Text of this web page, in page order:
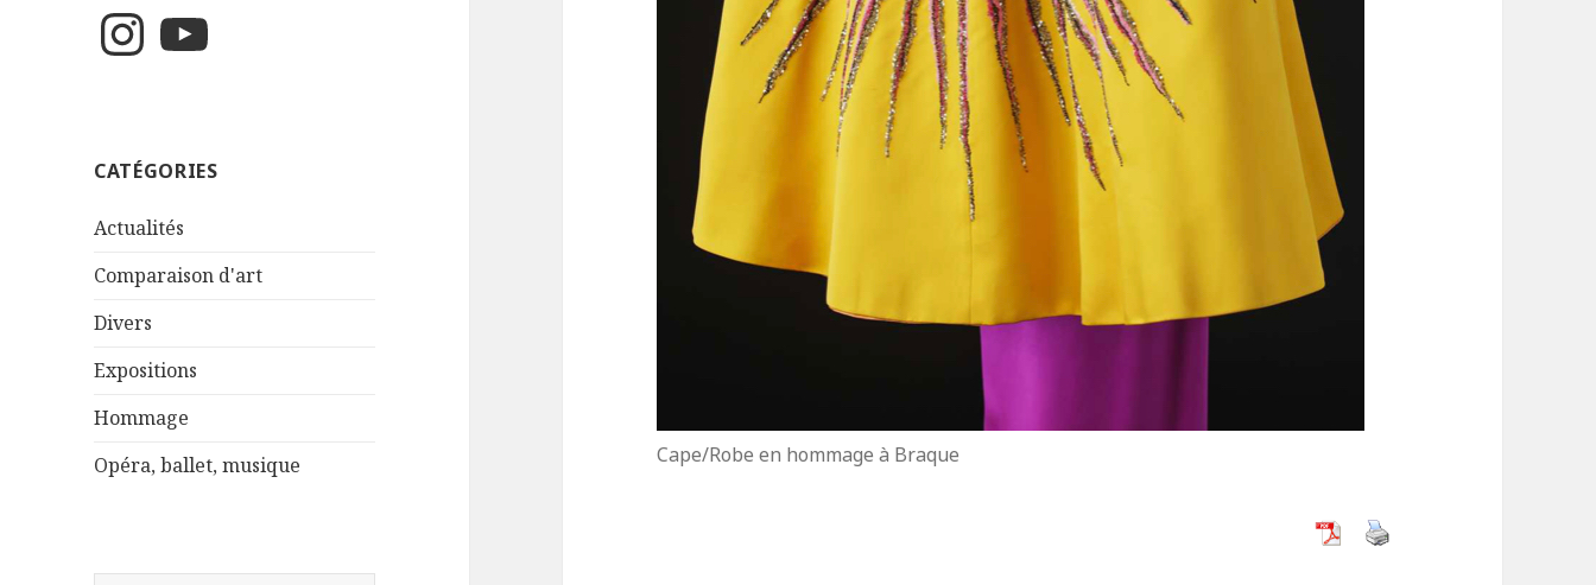
InstagramYouTube
CATÉGORIES
Actualités
Comparaison d'art
Divers
Expositions
Hommage
Opéra, ballet, musique
Cape/Robe en hommage à Braque